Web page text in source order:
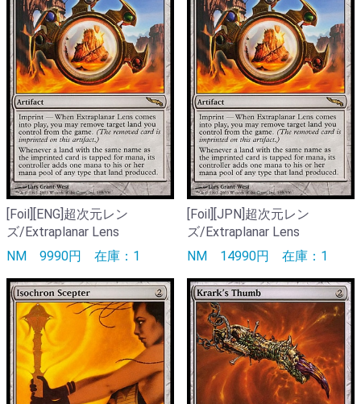
[Foil][ENG]超次元レン
ズ/Extraplanar Lens
NM 9990円 在庫：1
[Foil][JPN]超次元レン
ズ/Extraplanar Lens
NM 14990円 在庫：1